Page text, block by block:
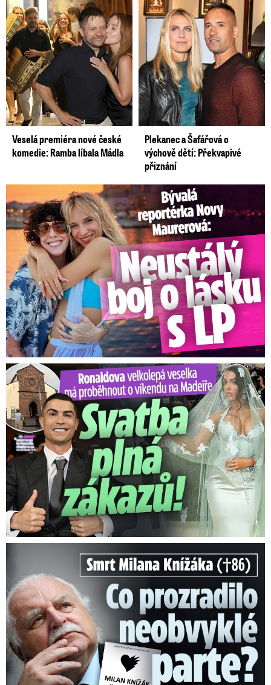
Veselá premiéra nové české
komedie: Ramba líbala Mádla
Plekanec a Šafářová o
výchově dětí: Překvapivé
přiznání
Bývalá reportérka Novy Maurerová: Neustálý boj o lásku s ...
Ronaldova velkolepá veselka na Madeiře: Svatba plná zákazů!
Smrt Milana Knížáka (†86): Co prozradilo neobvyklé parte?